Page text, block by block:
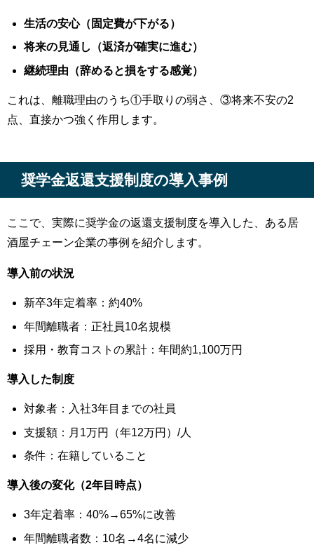
生活の安心（固定費が下がる）
将来の見通し（返済が確実に進む）
継続理由（辞めると損をする感覚）
これは、離職理由のうち①手取りの弱さ、③将来不安の2
点、直接かつ強く作用します。
奨学金返還支援制度の導入事例
ここで、実際に奨学金の返還支援制度を導入した、ある居
酒屋チェーン企業の事例を紹介します。
導入前の状況
新卒3年定着率：約40%
年間離職者：正社員10名規模
採用・教育コストの累計：年間約1,100万円
導入した制度
対象者：入社3年目までの社員
支援額：月1万円（年12万円）/人
条件：在籍していること
導入後の変化（2年目時点）
3年定着率：40%→65%に改善
年間離職者数：10名→4名に減少